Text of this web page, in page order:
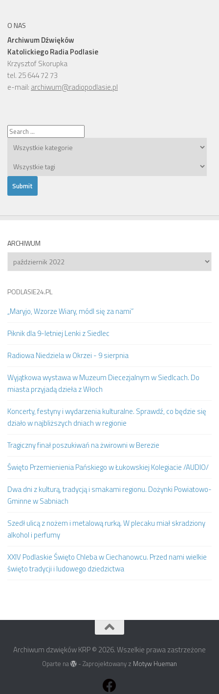
O NAS
Archiwum Dźwięków
Katolickiego Radia Podlasie
Krzysztof Skorupka
tel. 25 644 72 73
e-mail: archiwum@radiopodlasie.pl
ARCHIWUM
Archiwum
PODLASIE24.PL
„Maryjo, Wzorze Wiary, módl się za nami”
Piknik dla 9-letniej Lenki z Siedlec
Radiowa Niedziela w Okrzei - 9 sierpnia
Wyjątkowa wystawa w Muzeum Diecezjalnym w Siedlcach. Do
miasta przyjadą dzieła z Włoch
Koncerty, festyny i wydarzenia kulturalne. Sprawdź, co będzie się
działo w najbliższych dniach w regionie
Tragiczny finał poszukiwań na żwirowni w Berezie
Święto Przemienienia Pańskiego w Łukowskiej Kolegiacie /AUDIO/
Dwa dni z kulturą, tradycją i smakami regionu. Dożynki Powiatowo-
Gminne w Sabniach
Szedł ulicą z nożem i metalową rurką. W plecaku miał skradziony
alkohol i perfumy
XXIV Podlaskie Święto Chleba w Ciechanowcu. Przed nami wielkie
święto tradycji i ludowego dziedzictwa
Archiwum dzwięków KRP © 2026. Wszelkie prawa zastrzeżone
Oparte na - Zaprojektowany z Motyw Hueman